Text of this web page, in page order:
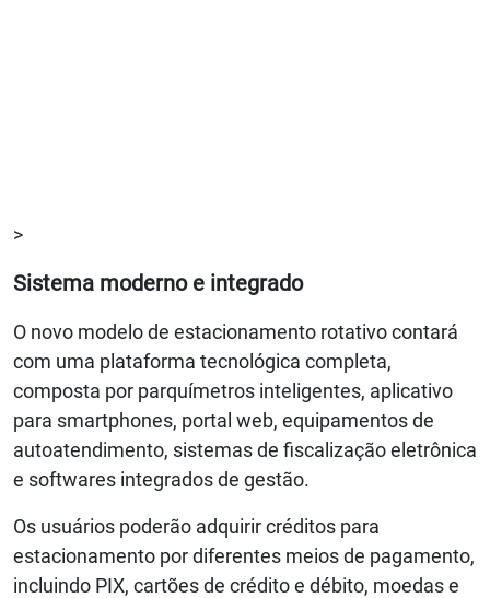
>
Sistema moderno e integrado
O novo modelo de estacionamento rotativo contará
com uma plataforma tecnológica completa,
composta por parquímetros inteligentes, aplicativo
para smartphones, portal web, equipamentos de
autoatendimento, sistemas de fiscalização eletrônica
e softwares integrados de gestão.
Os usuários poderão adquirir créditos para
estacionamento por diferentes meios de pagamento,
incluindo PIX, cartões de crédito e débito, moedas e